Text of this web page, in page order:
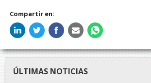
Compartir en:
ÚLTIMAS NOTICIAS